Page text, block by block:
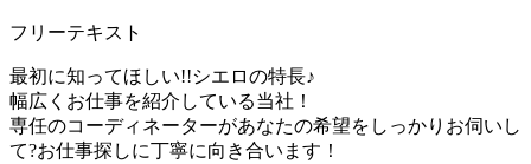
フリーテキスト
最初に知ってほしい!!シエロの特長♪
幅広くお仕事を紹介している当社！
専任のコーディネーターがあなたの希望をしっかりお伺いし
て?お仕事探しに丁寧に向き合います！